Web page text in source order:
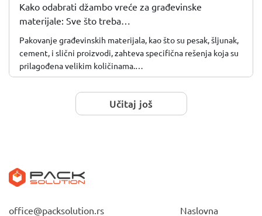
Kako odabrati džambo vreće za građevinske
materijale: Sve što treba…
Pakovanje građevinskih materijala, kao što su pesak, šljunak,
cement, i slični proizvodi, zahteva specifična rešenja koja su
prilagođena velikim količinama.…
Učitaj još
office@packsolution.rs Naslovna